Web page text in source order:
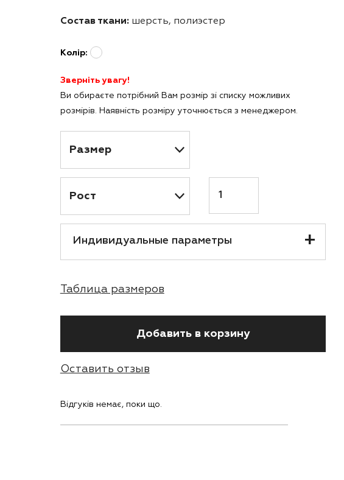
Состав ткани: шерсть, полиэстер
Колір:
Зверніть увагу!
Ви обираєте потрібний Вам розмір зі списку можливих
розмірів. Наявність розміру уточнюється з менеджером.
Индивидуальные параметры
Таблица размеров
Добавить в корзину
Оставить отзыв
Відгуків немає, поки що.